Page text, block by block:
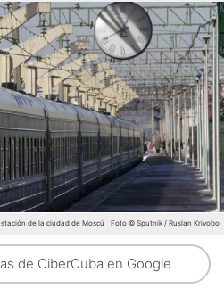
de la ciudad de Moscú Foto © Sputnik / Ruslan Krivobo
de CiberCuba en Google